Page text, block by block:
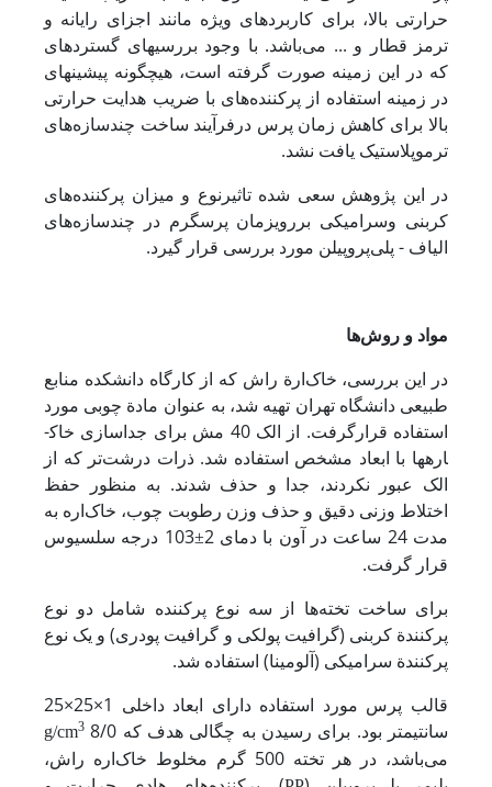
حرارتی بالا، برای کاربرد‌های ویژه مانند اجزای رایانه و
ترمز قطار و ... می‌باشد. با وجود بررسی­های گسترده­ای
که در این زمینه صورت گرفته است، هیچگونه پیشینه­ای
در زمینه استفاده از پرکننده‌های با ضریب هدایت حرارتی
بالا برای کاهش زمان پرس درفرآیند ساخت چندسازه‌های
ترموپلاستیک یافت نشد.
در این پژوهش سعی شده تاثیر نوع و میزان پرکننده‌های
کربنی وسرامیکی بر رویزمان پرسگرم در چندسازه‌‌های
الیاف - پلی‌پروپیلن مورد بررسی قرار گیرد.
مواد و روش‌ها
در این بررسی، خاک‌ارة راش که از کارگاه دانشکده منابع
طبیعی دانشگاه تهران تهیه شد، به ‌عنوان مادة چوبی مورد
استفاده
قرار‌گرفت. از الک 40 مش برای جداسازی خاک­
اره­ها با ابعاد مشخص استفاده شد. ذرات درشت‌تر که از
الک عبور نکردند، جدا و حذف شدند. به ‌منظور
حفظ
اختلاط وزنی دقیق و حذف وزن رطوبت چوب، خاک‌اره به
مدت 24 ساعت در آون با دمای 2
±
103 درجه سلسیوس
قرار‌ گرفت.
برای ساخت تخته‌ها از سه نوع پرکننده شامل دو نوع
پرکنندة کربنی (گرافیت پولکی و گرافیت پودری) و یک نوع
پرکنندة سرامیکی (آلومینا) استفاده شد.
قالب پرس مورد استفاده دارای ابعاد داخلی 1×25×25
سانتیمتر بود. برای رسیدن به چگالی هدف که
g/cm3 8/0
می‌باشد، در هر تخته 500 گرم مخلوط خاک‌اره راش،